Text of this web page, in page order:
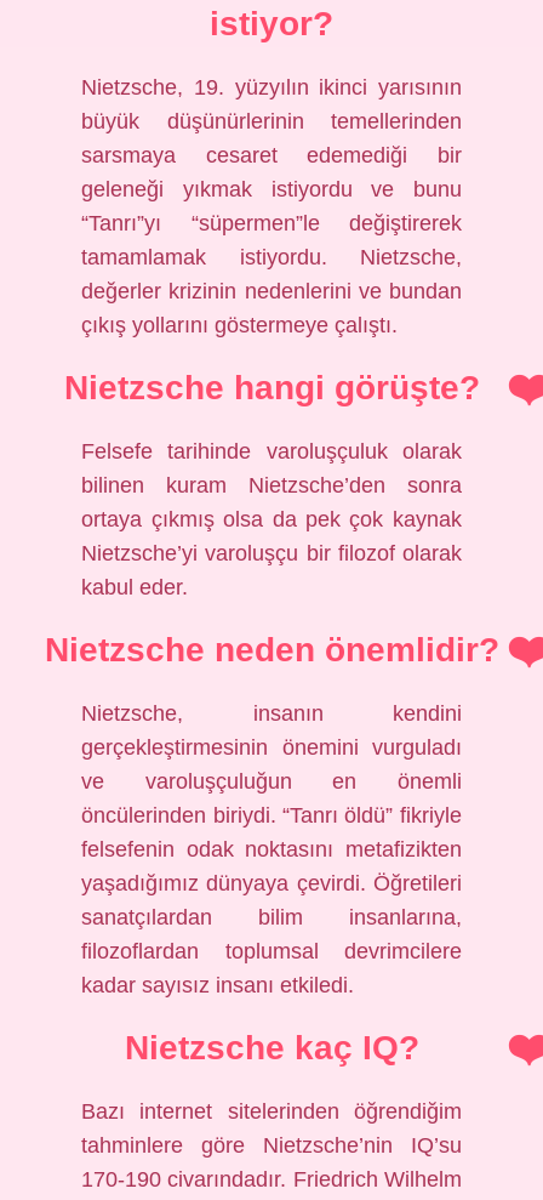
istiyor?
Nietzsche, 19. yüzyılın ikinci yarısının
büyük düşünürlerinin temellerinden
sarsmaya cesaret edemediği bir
geleneği yıkmak istiyordu ve bunu
“Tanrı”yı “süpermen”le değiştirerek
tamamlamak istiyordu. Nietzsche,
değerler krizinin nedenlerini ve bundan
çıkış yollarını göstermeye çalıştı.
Nietzsche hangi görüşte?
Felsefe tarihinde varoluşçuluk olarak
bilinen kuram Nietzsche’den sonra
ortaya çıkmış olsa da pek çok kaynak
Nietzsche’yi varoluşçu bir filozof olarak
kabul eder.
Nietzsche neden önemlidir?
Nietzsche, insanın kendini
gerçekleştirmesinin önemini vurguladı
ve varoluşçuluğun en önemli
öncülerinden biriydi. “Tanrı öldü” fikriyle
felsefenin odak noktasını metafizikten
yaşadığımız dünyaya çevirdi. Öğretileri
sanatçılardan bilim insanlarına,
filozoflardan toplumsal devrimcilere
kadar sayısız insanı etkiledi.
Nietzsche kaç IQ?
Bazı internet sitelerinden öğrendiğim
tahminlere göre Nietzsche’nin IQ’su
170-190 civarındadır. Friedrich Wilhelm